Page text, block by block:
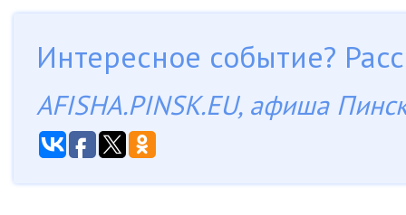
Интересное событие?
AFISHA.PINSK.EU, афиша